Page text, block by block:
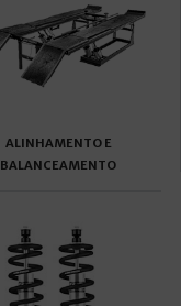
ALINHAMENTO E
BALANCEAMENTO